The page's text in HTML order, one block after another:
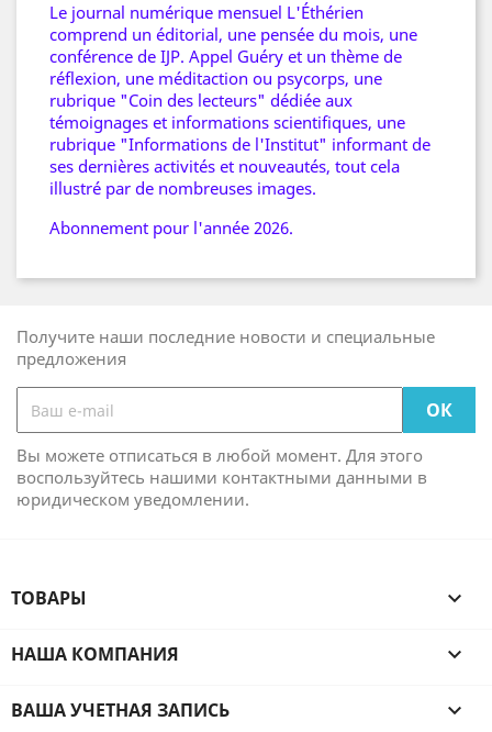
Le journal numérique mensuel L'Éthérien
comprend un éditorial, une pensée du mois, une
conférence de IJP. Appel Guéry et un thème de
réflexion, une méditaction ou psycorps, une
rubrique "Coin des lecteurs" dédiée aux
témoignages et informations scientifiques, une
rubrique "Informations de l'Institut" informant de
ses dernières activités et nouveautés, tout cela
illustré par de nombreuses images.
Abonnement pour l'année 2026.
Получите наши последние новости и специальные
предложения
Вы можете отписаться в любой момент. Для этого
воспользуйтесь нашими контактными данными в
юридическом уведомлении.
ТОВАРЫ 
НАША КОМПАНИЯ 
ВАША УЧЕТНАЯ ЗАПИСЬ 